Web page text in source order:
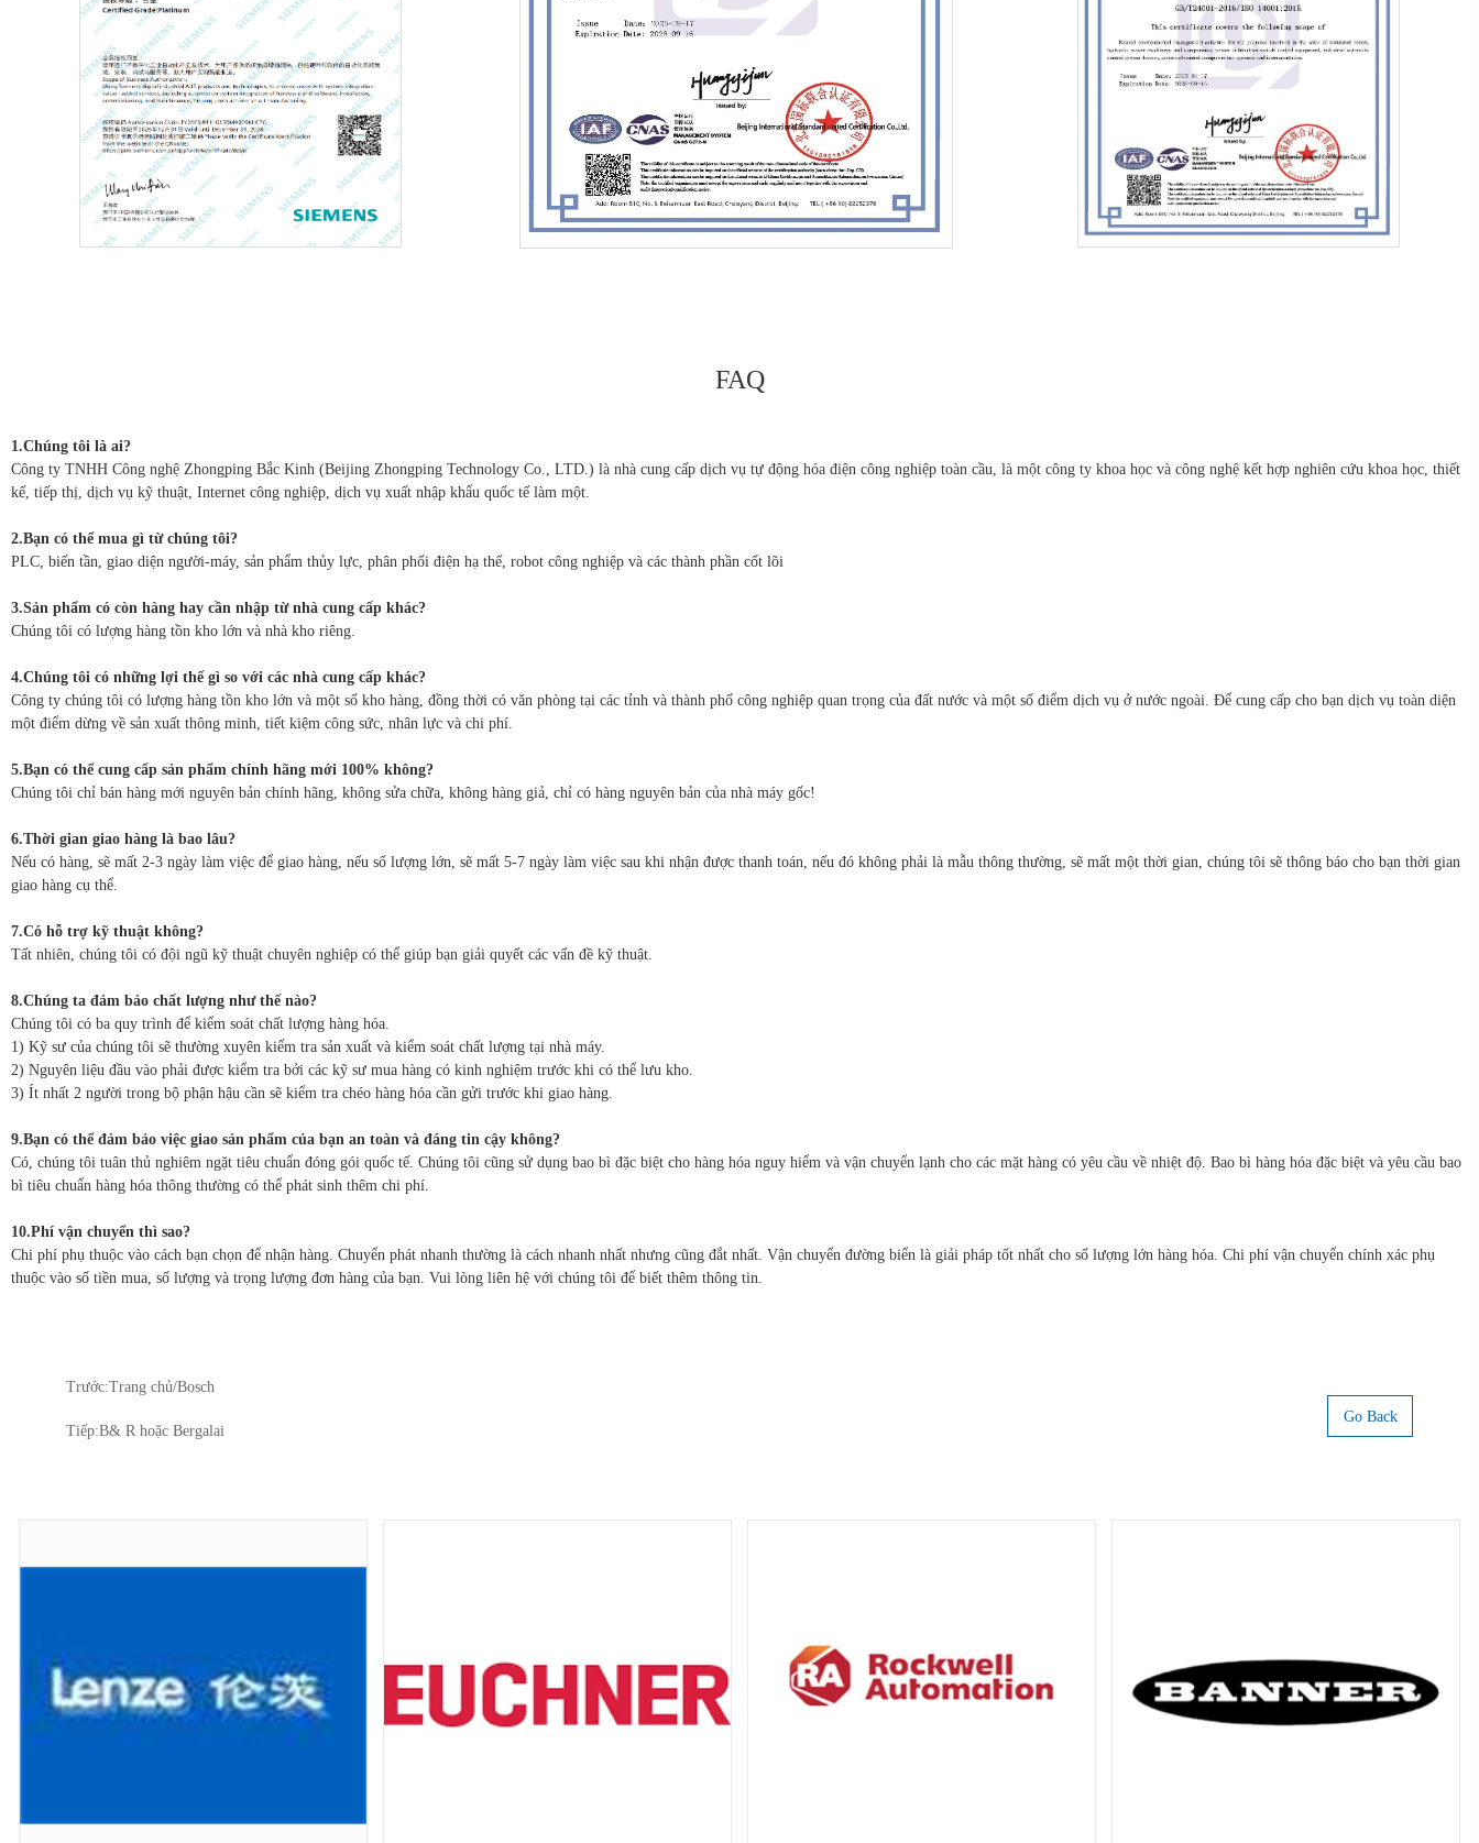
FAQ
1.Chúng tôi là ai?
Công ty TNHH Công nghệ Zhongping Bắc Kinh (Beijing Zhongping Technology Co., LTD.) là nhà cung cấp dịch vụ tự động hóa điện công nghiệp toàn cầu, là một công ty khoa học và công nghệ kết hợp nghiên cứu khoa học, thiết
kế, tiếp thị, dịch vụ kỹ thuật, Internet công nghiệp, dịch vụ xuất nhập khẩu quốc tế làm một.
2.Bạn có thể mua gì từ chúng tôi?
PLC, biến tần, giao diện người-máy, sản phẩm thủy lực, phân phối điện hạ thế, robot công nghiệp và các thành phần cốt lõi
3.Sản phẩm có còn hàng hay cần nhập từ nhà cung cấp khác?
Chúng tôi có lượng hàng tồn kho lớn và nhà kho riêng.
4.Chúng tôi có những lợi thế gì so với các nhà cung cấp khác?
Công ty chúng tôi có lượng hàng tồn kho lớn và một số kho hàng, đồng thời có văn phòng tại các tỉnh và thành phố công nghiệp quan trọng của đất nước và một số điểm dịch vụ ở nước ngoài. Để cung cấp cho bạn dịch vụ toàn diện
một điểm dừng về sản xuất thông minh, tiết kiệm công sức, nhân lực và chi phí.
5.Bạn có thể cung cấp sản phẩm chính hãng mới 100% không?
Chúng tôi chỉ bán hàng mới nguyên bản chính hãng, không sửa chữa, không hàng giả, chỉ có hàng nguyên bản của nhà máy gốc!
6.Thời gian giao hàng là bao lâu?
Nếu có hàng, sẽ mất 2-3 ngày làm việc để giao hàng, nếu số lượng lớn, sẽ mất 5-7 ngày làm việc sau khi nhận được thanh toán, nếu đó không phải là mẫu thông thường, sẽ mất một thời gian, chúng tôi sẽ thông báo cho bạn thời gian
giao hàng cụ thể.
7.Có hỗ trợ kỹ thuật không?
Tất nhiên, chúng tôi có đội ngũ kỹ thuật chuyên nghiệp có thể giúp bạn giải quyết các vấn đề kỹ thuật.
8.Chúng ta đảm bảo chất lượng như thế nào?
Chúng tôi có ba quy trình để kiểm soát chất lượng hàng hóa.
1) Kỹ sư của chúng tôi sẽ thường xuyên kiểm tra sản xuất và kiểm soát chất lượng tại nhà máy.
2) Nguyên liệu đầu vào phải được kiểm tra bởi các kỹ sư mua hàng có kinh nghiệm trước khi có thể lưu kho.
3) Ít nhất 2 người trong bộ phận hậu cần sẽ kiểm tra chéo hàng hóa cần gửi trước khi giao hàng.
9.Bạn có thể đảm bảo việc giao sản phẩm của bạn an toàn và đáng tin cậy không?
Có, chúng tôi tuân thủ nghiêm ngặt tiêu chuẩn đóng gói quốc tế. Chúng tôi cũng sử dụng bao bì đặc biệt cho hàng hóa nguy hiểm và vận chuyển lạnh cho các mặt hàng có yêu cầu về nhiệt độ. Bao bì hàng hóa đặc biệt và yêu cầu bao
bì tiêu chuẩn hàng hóa thông thường có thể phát sinh thêm chi phí.
10.Phí vận chuyển thì sao?
Chi phí phụ thuộc vào cách bạn chọn để nhận hàng. Chuyển phát nhanh thường là cách nhanh nhất nhưng cũng đắt nhất. Vận chuyển đường biển là giải pháp tốt nhất cho số lượng lớn hàng hóa. Chi phí vận chuyển chính xác phụ
thuộc vào số tiền mua, số lượng và trọng lượng đơn hàng của bạn. Vui lòng liên hệ với chúng tôi để biết thêm thông tin.
Go Back
Trước:Trang chủ/Bosch
Tiếp:B& R hoặc Bergalai